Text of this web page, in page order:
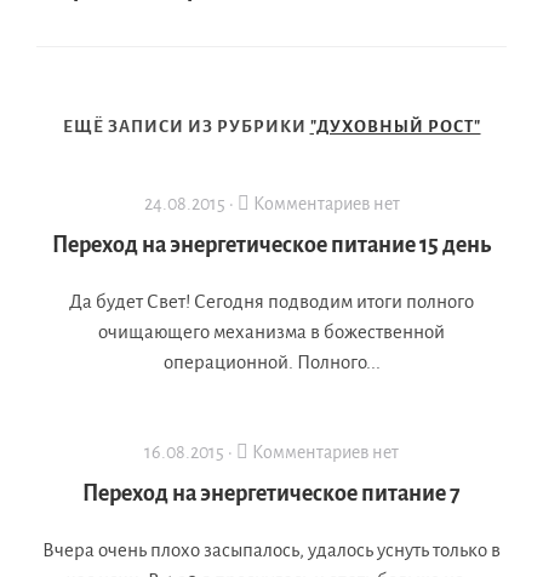
ЕЩЁ ЗАПИСИ ИЗ РУБРИКИ "ДУХОВНЫЙ РОСТ"
24.08.2015 · Комментариев нет
Переход на энергетическое питание 15 день
Да будет Свет! Сегодня подводим итоги полного
очищающего механизма в божественной
операционной. Полного...
16.08.2015 · Комментариев нет
Переход на энергетическое питание 7
Вчера очень плохо засыпалось, удалось уснуть только в